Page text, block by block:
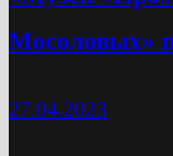
Мосоловых»
27.04.2023